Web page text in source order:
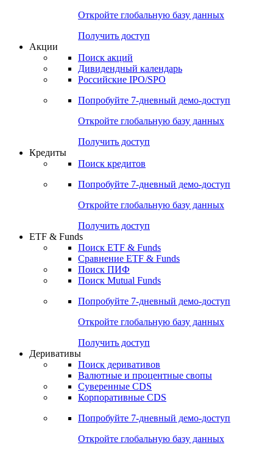
Откройте глобальную базу данных
Получить доступ
Акции
Поиск акций
Дивидендный календарь
Российские IPO/SPO
Попробуйте 7-дневный демо-доступ
Откройте глобальную базу данных
Получить доступ
Кредиты
Поиск кредитов
Попробуйте 7-дневный демо-доступ
Откройте глобальную базу данных
Получить доступ
ETF & Funds
Поиск ETF & Funds
Сравнение ETF & Funds
Поиск ПИФ
Поиск Mutual Funds
Попробуйте 7-дневный демо-доступ
Откройте глобальную базу данных
Получить доступ
Деривативы
Поиск деривативов
Валютные и процентные свопы
Суверенные CDS
Корпоративные CDS
Попробуйте 7-дневный демо-доступ
Откройте глобальную базу данных